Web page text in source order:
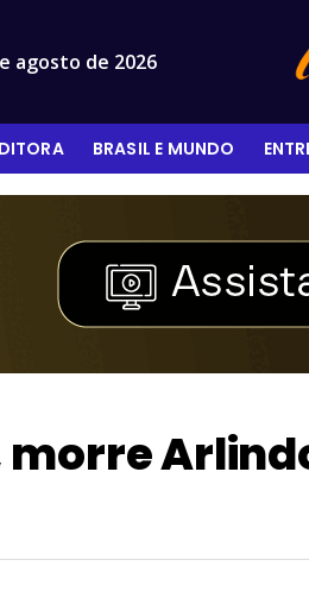
agosto de 2026
BRASIL E MUNDO
morre